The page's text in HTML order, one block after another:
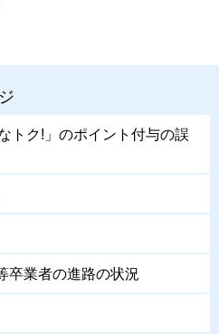
トク!」のポイント付与の誤
卒業者の進路の状況